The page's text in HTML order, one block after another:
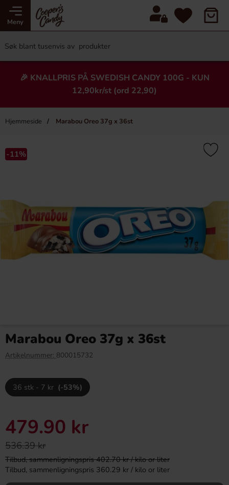
Meny
🎉 KNALLPRIS PÅ SWEDISH CANDY 100G - KUN
12,90kr/st (ord 22,90)
Hjemmeside Marabou Oreo 37g x 36st
×
-11%
Marabou Oreo 37g x 36st
Artikelnummer: 800015732
36 stk - 7 kr (-53%)
479.90 kr
536.39 kr
Tilbud, sammenligningspris 402.70 kr / kilo or liter
Tilbud, sammenligningspris 360.29 kr / kilo or liter